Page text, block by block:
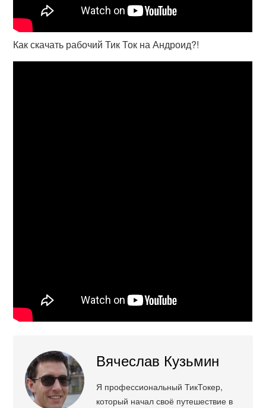
Как скачать рабочий Тик Ток на Андроид?!
Вячеслав Кузьмин
Я профессиональный ТикТокер,
который начал своё путешествие в